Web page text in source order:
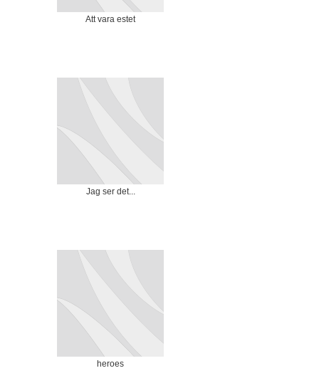
Att vara estet
Jag ser det...
heroes